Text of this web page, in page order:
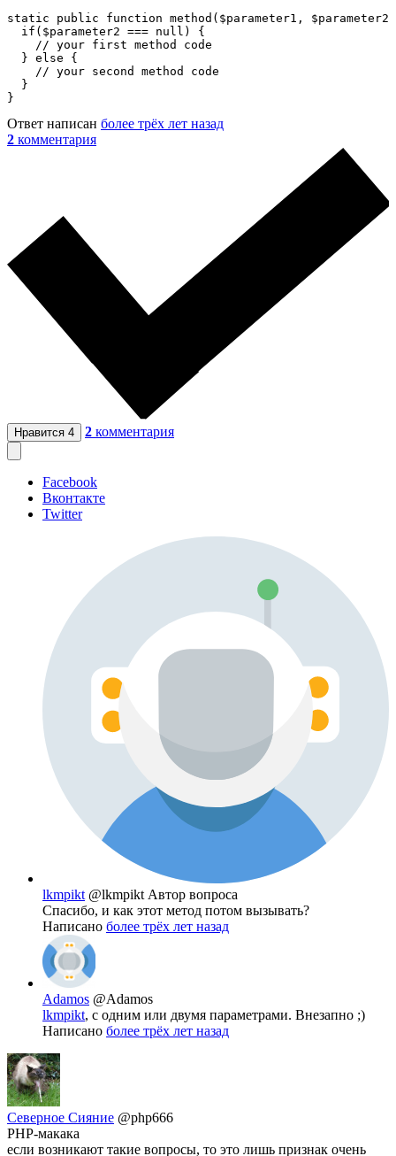
static public function method($parameter1,
  if($parameter2 === null) {
    // your first method code
  } else {
    // your second method code
  }
}
Ответ написан более трёх лет назад
2 комментария
Нравится 4 2 комментария
Facebook
Вконтакте
Twitter
lkmpikt @lkmpikt Автор вопроса
Спасибо, и как этот метод потом вызывать?
Написано более трёх лет назад
Adamos @Adamos
lkmpikt, с одним или двумя параметрами. Внезапно ;)
Написано более трёх лет назад
Северное Сияние @php666
PHP-макака
если возникают такие вопросы, то это лишь признак очень